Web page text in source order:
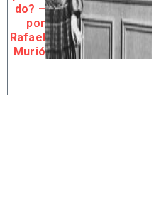
do? –
por
Rafael
Murió